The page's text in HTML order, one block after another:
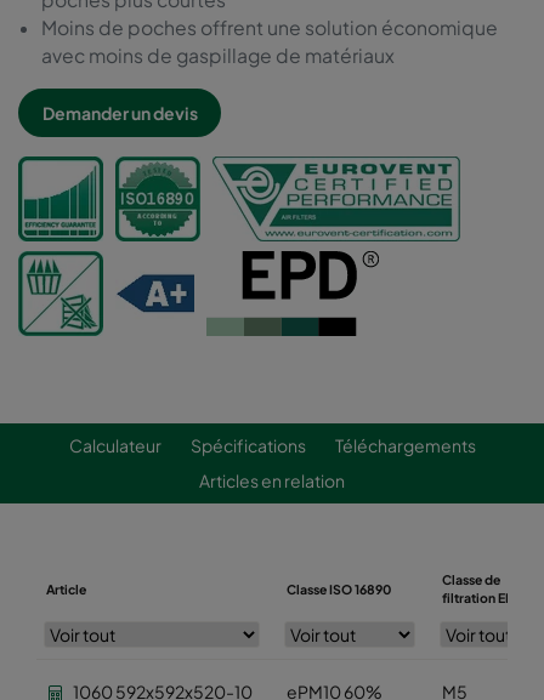
Moins de poches offrent une solution économique
avec moins de gaspillage de matériaux
Demander un devis
Calculateur Spécifications
Téléchargements
Articles en relation
Article Classe ISO 16890
Classe de
filtration EN779
1060 592x592x520-10 ePM10 60% M5